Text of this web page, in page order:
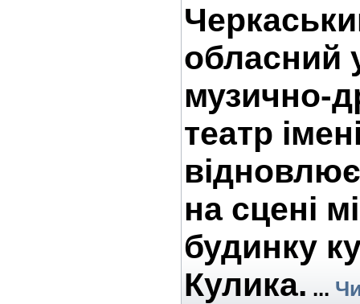
обласний
музично-
театр
на сцені
будинку
Кулика. ...